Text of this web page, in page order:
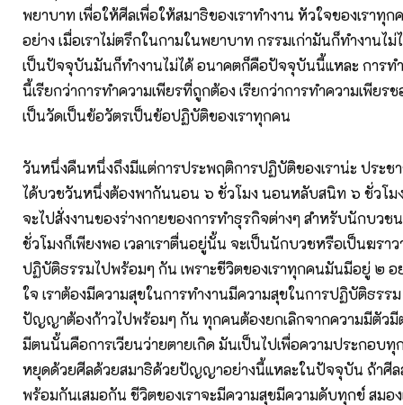
พยาบาท เพื่อให้ศีลเพื่อให้สมาธิของเราทำงาน หัวใจของเราทุ
อย่าง เมื่อเราไม่ตรึกในกามในพยาบาท กรรมเก่ามันก็ทำงานไ
เป็นปัจจุบันมันก็ทำงานไม่ได้ อนาคตก็คือปัจจุบันนี้แหละ การท
นี้เรียกว่าการทำความเพียรที่ถูกต้อง เรียกว่าการทำความเพียร
เป็นวัดเป็นข้อวัตรเป็นข้อปฏิบัติของเราทุกคน
วันหนึ่งคืนหนึ่งถึงมีแต่การประพฤติการปฏิบัติของเราน่ะ ประ
ได้บวชวันหนึ่งต้องพากันนอน ๖ ชั่วโมง นอนหลับสนิท ๖ ชั่วโมง
จะไปสั่งงานของร่างกายของการทำธุรกิจต่างๆ สำหรับนักบว
ชั่วโมงก็เพียงพอ เวลาเราตื่นอยู่นั้น จะเป็นนักบวชหรือเป็นฆรา
ปฏิบัติธรรมไปพร้อมๆ กัน เพราะชีวิตของเราทุกคนมันมีอยู่ ๒
ใจ เราต้องมีความสุขในการทำงานมีความสุขในการปฏิบัติธรร
ปัญญาต้องก้าวไปพร้อมๆ กัน ทุกคนต้องยกเลิกจากความมีตัวมี
มีตนนั้นคือการเวียนว่ายตายเกิด มันเป็นไปเพื่อความประกอบทุ
หยุดด้วยศีลด้วยสมาธิด้วยปัญญาอย่างนี้แหละในปัจจุบัน ถ้าศี
พร้อมกันเสมอกัน ชีวิตของเราจะมีความสุขมีความดับทุกข์ สมอง